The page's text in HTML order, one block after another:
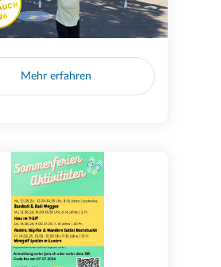
Mehr erfahren